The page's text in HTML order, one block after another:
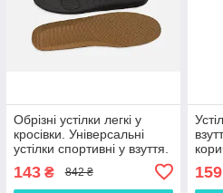
Обрізні устілки легкі у
кросівки. Універсальні
устілки спортивні у взуття.
розміру
143₴ 842 ₴ 159